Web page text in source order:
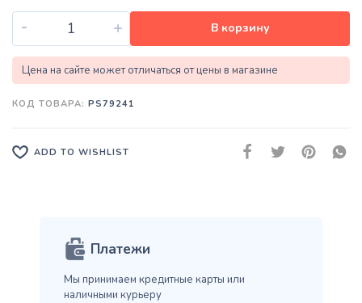
- + В корзину
Цена на сайте может отличаться от цены в магазине
КОД ТОВАРА: PS79241
ADD TO WISHLIST
Платежи
Мы принимаем кредитные карты или
наличными курьеру